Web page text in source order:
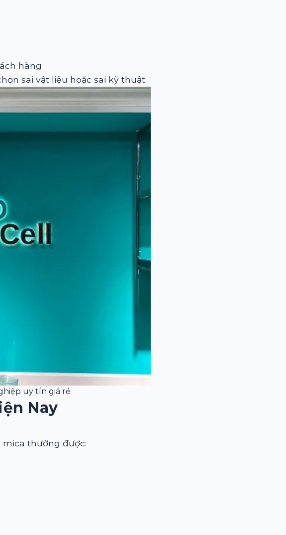
hàng
sai vật liệu hoặc sai kỹ thuật.
uy tín giá rẻ
Nay
mica thường được: